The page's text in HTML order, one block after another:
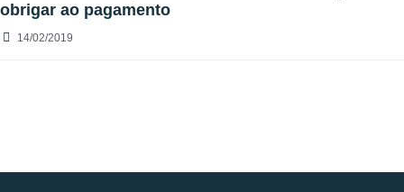
obrigar ao pagamento
14/02/2019